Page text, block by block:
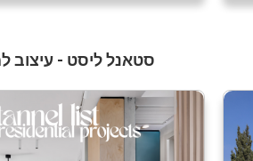
סטאנל ליסט - עיצוב